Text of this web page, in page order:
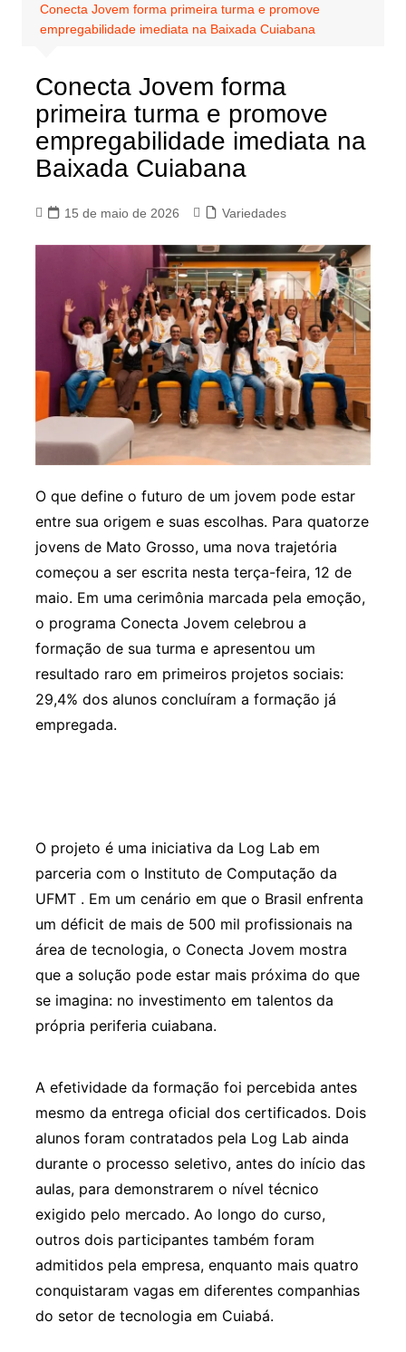
Conecta Jovem forma primeira turma e promove
empregabilidade imediata na Baixada Cuiabana
Conecta Jovem forma
primeira turma e promove
empregabilidade imediata na
Baixada Cuiabana
15 de maio de 2026 Variedades
O que define o futuro de um jovem pode estar
entre sua origem e suas escolhas. Para quatorze
jovens de Mato Grosso, uma nova trajetória
começou a ser escrita nesta terça-feira, 12 de
maio. Em uma cerimônia marcada pela emoção,
o programa Conecta Jovem celebrou a
formação de sua turma e apresentou um
resultado raro em primeiros projetos sociais:
29,4% dos alunos concluíram a formação já
empregada.
O projeto é uma iniciativa da Log Lab em
parceria com o Instituto de Computação da
UFMT . Em um cenário em que o Brasil enfrenta
um déficit de mais de 500 mil profissionais na
área de tecnologia, o Conecta Jovem mostra
que a solução pode estar mais próxima do que
se imagina: no investimento em talentos da
própria periferia cuiabana.
A efetividade da formação foi percebida antes
mesmo da entrega oficial dos certificados. Dois
alunos foram contratados pela Log Lab ainda
durante o processo seletivo, antes do início das
aulas, para demonstrarem o nível técnico
exigido pelo mercado. Ao longo do curso,
outros dois participantes também foram
admitidos pela empresa, enquanto mais quatro
conquistaram vagas em diferentes companhias
do setor de tecnologia em Cuiabá.